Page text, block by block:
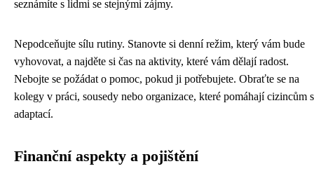
seznámíte s lidmi se stejnými zájmy.
Nepodceňujte sílu rutiny. Stanovte si denní režim, který vám bude
vyhovovat, a najděte si čas na aktivity, které vám dělají radost.
Nebojte se požádat o pomoc, pokud ji potřebujete. Obraťte se na
kolegy v práci, sousedy nebo organizace, které pomáhají cizincům s
adaptací.
Finanční aspekty a pojištění